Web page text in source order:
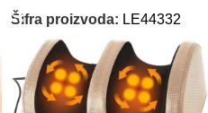
Šifra proizvoda: LE44332